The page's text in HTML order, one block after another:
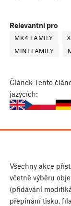
Relevantní pro
MK4 FAMILY
MINI FAMILY
Článek Tento
jazycích:
Všechny akce
včetně výběru
(přidávání
přepínání tisku,